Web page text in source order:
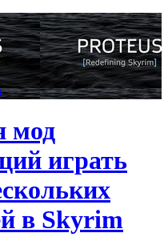
мод
играть
в Skyrim